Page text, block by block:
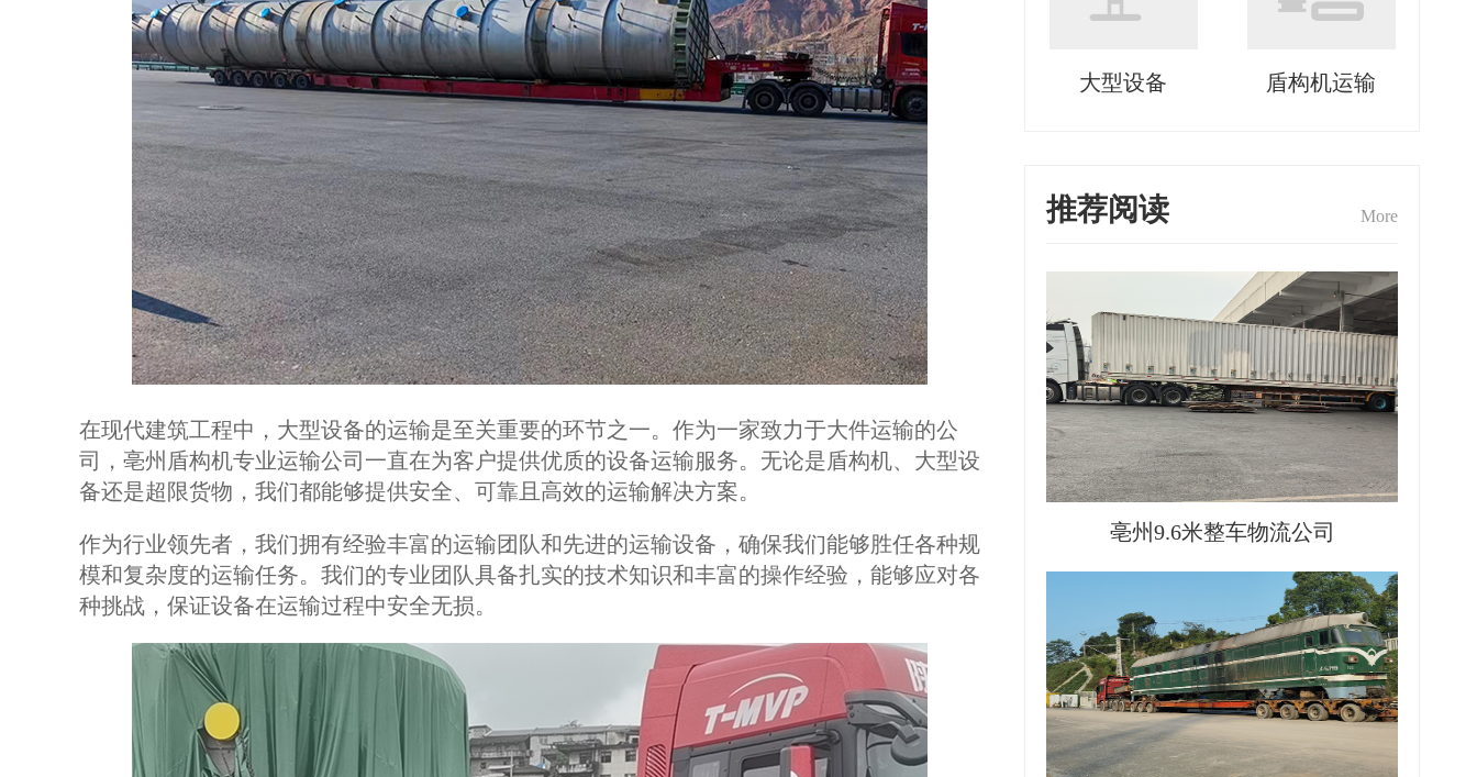
在现代建筑工程中，大型设备的运输是至关重要的环节之一。作为一家致力于大件运输的公
司，亳州盾构机专业运输公司一直在为客户提供优质的设备运输服务。无论是盾构机、大型设
备还是超限货物，我们都能够提供安全、可靠且高效的运输解决方案。
作为行业领先者，我们拥有经验丰富的运输团队和先进的运输设备，确保我们能够胜任各种规
模和复杂度的运输任务。我们的专业团队具备扎实的技术知识和丰富的操作经验，能够应对各
种挑战，保证设备在运输过程中安全无损。
大型设备 盾构机运输
推荐阅读 More
亳州9.6米整车物流公司